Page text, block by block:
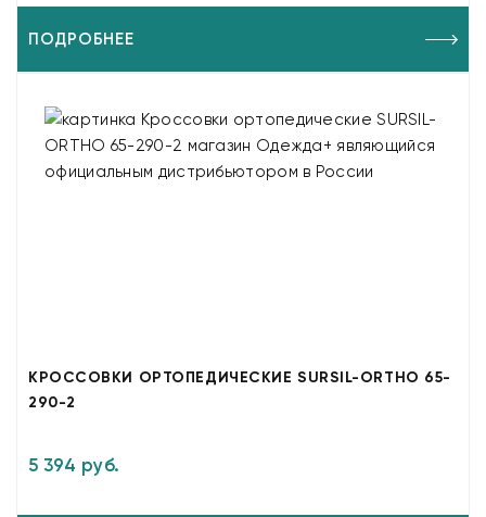
ПОДРОБНЕЕ
КРОССОВКИ ОРТОПЕДИЧЕСКИЕ SURSIL-ORTHO 65-
290-2
5 394 руб.